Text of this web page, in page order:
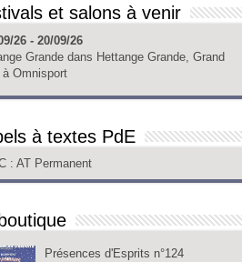
et salons à venir
26 - 20/09/26
Grande dans Hettange Grande, Grand
à Omnisport
à textes PdE
: AT Permanent
Présences d'Esprits n°124